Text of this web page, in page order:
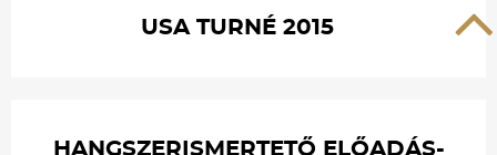
USA TURNÉ 2015
HANGSZERISMERTETŐ ELŐADÁS-